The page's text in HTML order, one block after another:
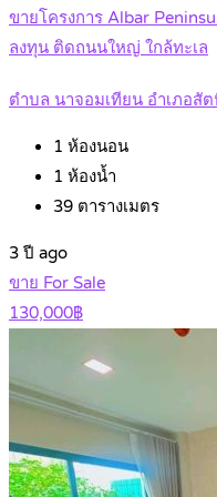
ขายโครงการ Albar
ลงทุน ติดถนนใหญ่ ใกล้ทะเล
ตำบล นาจอมเทียน อำเภอสั
1 ห้องนอน
1 ห้องน้ำ
39 ตารางเมตร
3 ปี ago
ขาย For Sale
130,000฿